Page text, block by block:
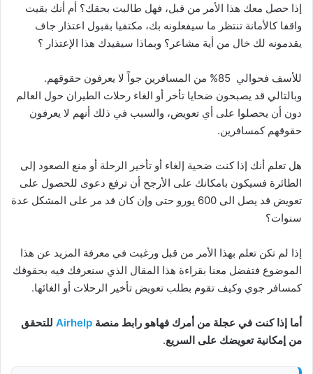
إذا حصل معك هذا الأمر من قبل، فهل طالبت بحقك؟ أم أنك بقيت
واقفا كالأمانة تنتظر ما سيفعلونه بك، مكتفيا بقبول اعتذار جاف
يقدمونه لك خال من أية مشاعر؟ وبماذا سيفيدك هذا الإعتذار ؟
للأسف فحوالي 85% من المسافرين جواً لا يعرفون حقوقهم.
وبالتالي قد يصبحون ضحايا تأخر أو الغاء رحلات الطيران حول العالم
دون أن يحصلوا على أي تعويض، والسبب في ذلك أنهم لا يعرفون
حقوقهم كمسافرين.
هل تعلم أنك إذا كنت ضحية إلغاء أو تأخير الرحلة أو منع الصعود إلى
الطائرة فسيكون بامكانك على الأرجح أن ترفع دعوى للحصول على
تعويض قد يصل الى 600 يورو حتى وإن كان قد مر على المشكل عدة
سنوات؟
إذا لم تكن تعلم بهذا الأمر من قبل ورغبت في معرفة المزيد عن هذا
الموضوع فتفضل معنا بقراءة هذا المقال الذي سنعرفك فيه بحقوقك
كمسافر جوي وكيف تقوم بطلب تعويض تأخير الرحلات أو الغائها.
أما إذا كنت في عجلة من أمرك فهاهو رابط منصة Airhelp للتحقق
من إمكانية تعويضك على السريع.